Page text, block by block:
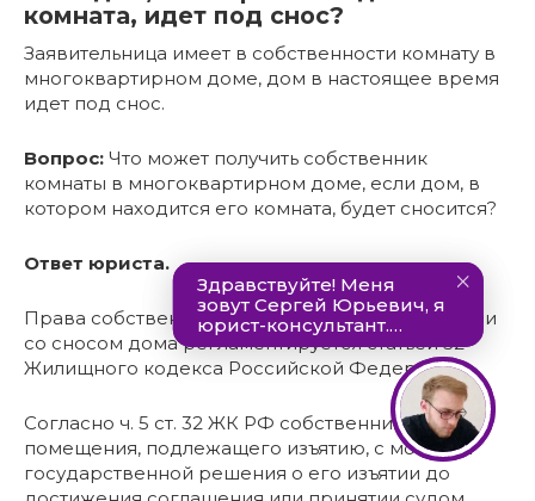
комната, идет под снос?
Заявительница имеет в собственности комнату в
многоквартирном доме, дом в настоящее время
идет под снос.
Вопрос: Что может получить собственник
комнаты в многоквартирном доме, если дом, в
котором находится его комната, будет сносится?
Ответ юриста.
Права собственника жилого помещения в связи
со сносом дома регламентируется статьей 32
Жилищного кодекса Российской Федерации.
Согласно ч. 5 ст. 32 ЖК РФ собственник жилого
помещения, подлежащего изъятию, с момента
государственной решения о его изъятии до